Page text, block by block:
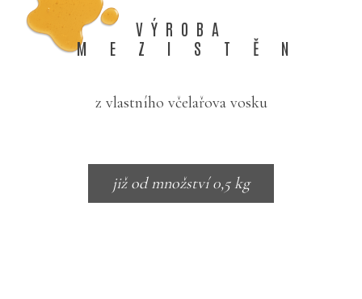
VÝROBA
MEZISTĚN
z vlastního včelařova vosku
již od množství 0,5 kg